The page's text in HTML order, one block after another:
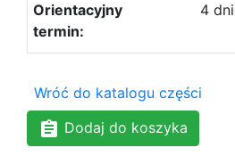
4 dni
Wróć do katalogu części
Dodaj do koszyka